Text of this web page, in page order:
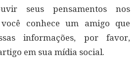
seus pensamentos nos
conhece um amigo que
informações, por favor,
em sua mídia social.